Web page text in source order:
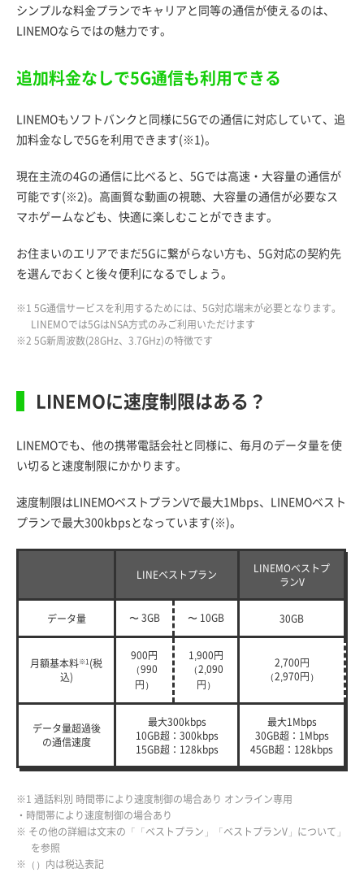
シンプルな料金プランでキャリアと同等の通信が使えるのは、
LINEMOならではの魅力です。
追加料金なしで5G通信も利用できる
LINEMOもソフトバンクと同様に5Gでの通信に対応していて、追
加料金なしで5Gを利用できます(※1)。
現在主流の4Gの通信に比べると、5Gでは高速・大容量の通信が
可能です(※2)。高画質な動画の視聴、大容量の通信が必要なス
マホゲームなども、快適に楽しむことができます。
お住まいのエリアでまだ5Gに繋がらない方も、5G対応の契約先
を選んでおくと後々便利になるでしょう。
※1 5G通信サービスを利用するためには、5G対応端末が必要となります。
LINEMOでは5GはNSA方式のみご利用いただけます
※2 5G新周波数(28GHz、3.7GHz)の特徴です
LINEMOに速度制限はある？
LINEMOでも、他の携帯電話会社と同様に、毎月のデータ量を使
い切ると速度制限にかかります。
速度制限はLINEMOベストプランVで最大1Mbps、LINEMOベスト
プランで最大300kbpsとなっています(※)。
LINEベストプラン
LINEMOベストプ
ランV
データ量 〜 3GB 〜 10GB 30GB
月額基本料※1 (税
込)
900円
（990
円）
1,900円
（2,090
円）
2,700円
（2,970円）
データ量超過後
の通信速度
最大300kbps
10GB超：300kbps
15GB超：128kbps
最大1Mbps
30GB超：1Mbps
45GB超：128kbps
※1 通話料別 時間帯により速度制御の場合あり オンライン専用
・時間帯により速度制御の場合あり
※ その他の詳細は文末の「「ベストプラン」「ベストプランV」について」
を参照
※（）内は税込表記